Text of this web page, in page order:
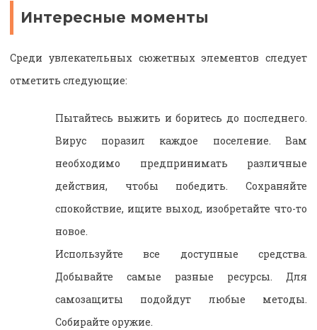
Интересные моменты
Среди увлекательных сюжетных элементов следует
отметить следующие:
Пытайтесь выжить и боритесь до последнего.
Вирус поразил каждое поселение. Вам
необходимо предпринимать различные
действия, чтобы победить. Сохраняйте
спокойствие, ищите выход, изобретайте что-то
новое.
Используйте все доступные средства.
Добывайте самые разные ресурсы. Для
самозащиты подойдут любые методы.
Собирайте оружие.